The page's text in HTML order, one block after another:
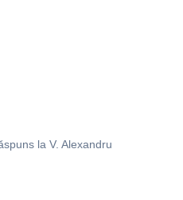
la V. Alexandru